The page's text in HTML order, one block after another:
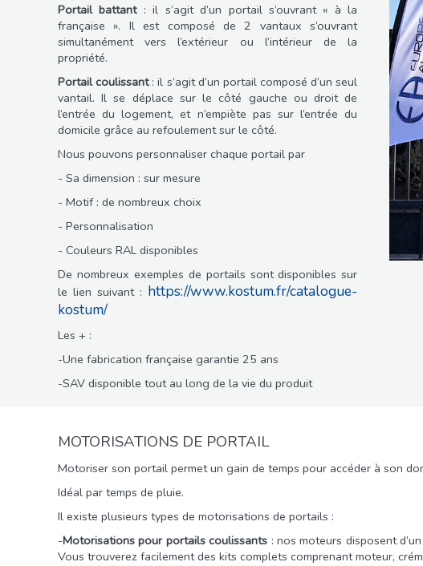
Portail battant: il s’agit d’un portail s’ouvrant « à la
française ». Il est composé de 2 vantaux s’ouvrant
simultanément vers l’extérieur ou l’intérieur de la
propriété.
Portail coulissant: il s’agit d’un portail composé d’un seul
vantail. Il se déplace sur le côté gauche ou droit de
l’entrée du logement, et n’empiète pas sur l’entrée du
domicile grâce au refoulement sur le côté.
Nous pouvons personnaliser chaque portail par
- Sa dimension : sur mesure
- Motif : de nombreux choix
- Personnalisation
- Couleurs RAL disponibles
De nombreux exemples de portails sont disponibles sur
le lien suivant : https://www.kostum.fr/catalogue-
kostum/
Les + :
-Une fabrication française garantie 25 ans
-SAV disponible tout au long de la vie du produit
MOTORISATIONS DE PORTAIL
Motoriser son portail permet un gain de temps pour accéder à son
Idéal par temps de pluie.
Il existe plusieurs types de motorisations de portails :
-Motorisations pour portails coulissants : nos moteurs disposent
Vous trouverez facilement des kits complets comprenant moteur,